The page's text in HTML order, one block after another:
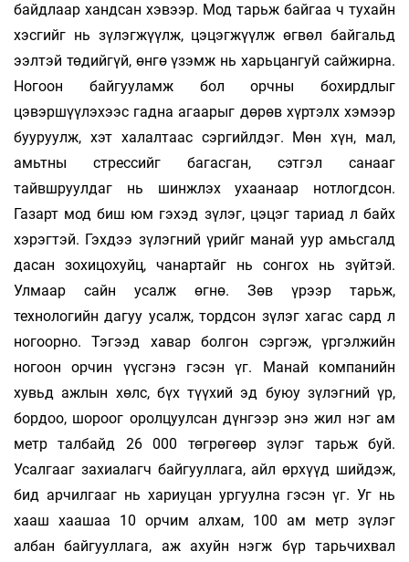
байдлаар хандсан хэвээр. Мод тарьж байгаа ч тухайн
хэсгийг нь зүлэгжүүлж, цэцэгжүүлж өгвөл байгальд
ээлтэй төдийгүй, өнгө үзэмж нь харьцангуй сайжирна.
Ногоон байгууламж бол орчны бохирдлыг
цэвэршүүлэхээс гадна агаарыг дөрөв хүртэлх хэмээр
бууруулж, хэт халалтаас сэргийлдэг. Мөн хүн, мал,
амьтны стрессийг багасган, сэтгэл санааг
тайвшруулдаг нь шинжлэх ухаанаар нотлогдсон.
Газарт мод биш юм гэхэд зүлэг, цэцэг тариад л байх
хэрэгтэй. Гэхдээ зүлэгний үрийг манай уур амьсгалд
дасан зохицохуйц, чанартайг нь сонгох нь зүйтэй.
Улмаар сайн усалж өгнө. Зөв үрээр тарьж,
технологийн дагуу усалж, тордсон зүлэг хагас сард л
ногоорно. Тэгээд хавар болгон сэргэж, үргэлжийн
ногоон орчин үүсгэнэ гэсэн үг. Манай компанийн
хувьд ажлын хөлс, бүх түүхий эд буюу зүлэгний үр,
бордоо, шороог оролцуулсан дүнгээр энэ жил нэг ам
метр талбайд 26 000 төгрөгөөр зүлэг тарьж буй.
Усалгааг захиалагч байгууллага, айл өрхүүд шийдэж,
бид арчилгааг нь хариуцан ургуулна гэсэн үг. Уг нь
хааш хаашаа 10 орчим алхам, 100 ам метр зүлэг
албан байгууллага, аж ахуйн нэгж бүр тарьчихвал